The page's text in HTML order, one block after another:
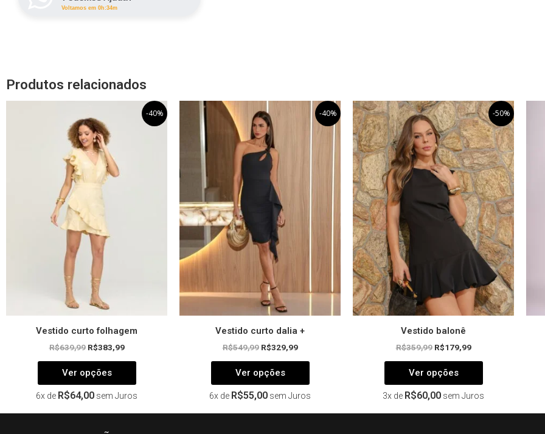
Voltamos em 0h:34m
Produtos relacionados
-40%
Vestido curto folhagem
R$639,99
preço
original
era:
R$639,99.
R$383,99
preço
Ver opções
Este
produto
6x de R$64,00 sem Juros
-40%
Vestido curto dalia +
R$549,99
preço
original
era:
R$549,99.
R$329,99
preço
Ver opções
Este
produto
tem
várias
produto
6x de R$55,00 sem Juros
-50%
Vestido balonê
R$359,99
O
preço
original
era:
R$359,99.
R$179,99
O
preço
atual
é:
R$179,99.
Ver opções
Este
produto
tem
várias
variantes.
As
opções
podem
ser
escolhidas
na
página
do
produto
3x de R$60,00 sem Juros